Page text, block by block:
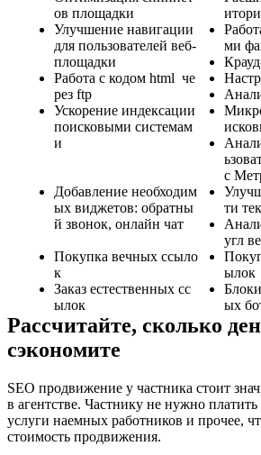
ов площадки
Улучшение навигации
для пользователей веб-
площадки
ми
Работа с кодом html че
рез ftp
Ускорение индексации
поисковыми системам
и
с
Добавление необходим
ых виджетов: обратны
й звонок, онлайн чат
ти
угл
Покупка вечных ссыло
к
ылок
Заказ естественных сс
ылок
ых
Рассчитайте, сколько
сэкономите
SEO продвижение у частника стоит
в агентстве. Частнику не нужно
услуги наемных работников и прочее,
стоимость продвижения.